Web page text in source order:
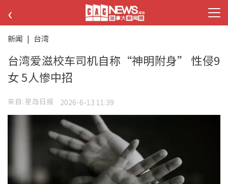
‹
新闻 | 台湾
台湾爱滋校车司机自称“神明附身” 性侵9
女 5人惨中招
来自: 星岛日报 2026-6-13 11:39